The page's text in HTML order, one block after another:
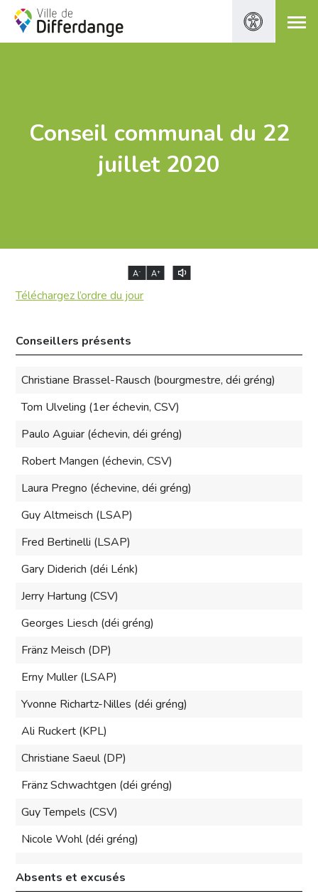
Conseil communal du 22
juillet 2020
A- A+
Téléchargez l’ordre du jour
Conseillers présents
Christiane Brassel-Rausch (bourgmestre, déi gréng)
Tom Ulveling (1er échevin, CSV)
Paulo Aguiar (échevin, déi gréng)
Robert Mangen (échevin, CSV)
Laura Pregno (échevine, déi gréng)
Guy Altmeisch (LSAP)
Fred Bertinelli (LSAP)
Gary Diderich (déi Lénk)
Jerry Hartung (CSV)
Georges Liesch (déi gréng)
Fränz Meisch (DP)
Erny Muller (LSAP)
Yvonne Richartz-Nilles (déi gréng)
Ali Ruckert (KPL)
Christiane Saeul (DP)
Fränz Schwachtgen (déi gréng)
Guy Tempels (CSV)
Nicole Wohl (déi gréng)
Absents et excusés